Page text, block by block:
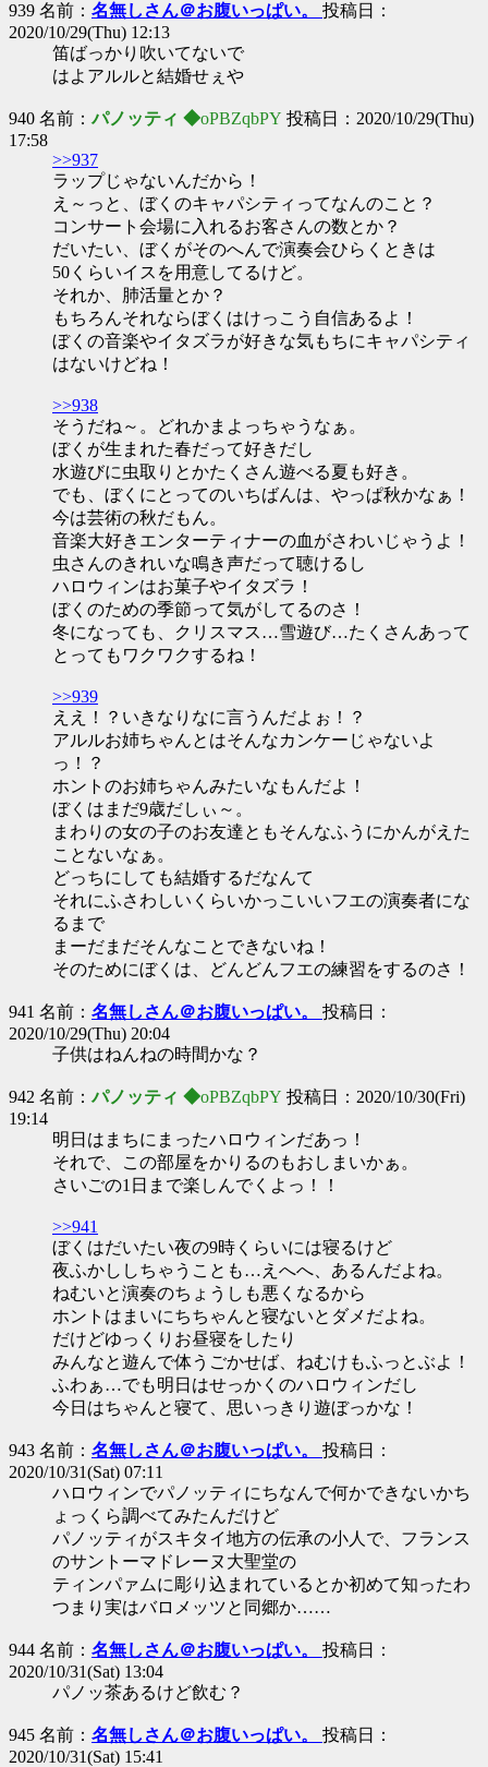
939 名前： 名無しさん＠お腹いっぱい。 投稿日：
2020/10/29(Thu) 12:13
笛ばっかり吹いてないで
はよアルルと結婚せぇや
940 名前：パノッティ ◆oPBZqbPY 投稿日：2020/10/29(Thu)
17:58
>>937
ラップじゃないんだから！
え～っと、ぼくのキャパシティってなんのこと？
コンサート会場に入れるお客さんの数とか？
だいたい、ぼくがそのへんで演奏会ひらくときは
50くらいイスを用意してるけど。
それか、肺活量とか？
もちろんそれならぼくはけっこう自信あるよ！
ぼくの音楽やイタズラが好きな気もちにキャパシティ
はないけどね！
>>938
そうだね～。どれかまよっちゃうなぁ。
ぼくが生まれた春だって好きだし
水遊びに虫取りとかたくさん遊べる夏も好き。
でも、ぼくにとってのいちばんは、やっぱ秋かなぁ！
今は芸術の秋だもん。
音楽大好きエンターティナーの血がさわいじゃうよ！
虫さんのきれいな鳴き声だって聴けるし
ハロウィンはお菓子やイタズラ！
ぼくのための季節って気がしてるのさ！
冬になっても、クリスマス…雪遊び…たくさんあって
とってもワクワクするね！
>>939
ええ！？いきなりなに言うんだよぉ！？
アルルお姉ちゃんとはそんなカンケーじゃないよ
っ！？
ホントのお姉ちゃんみたいなもんだよ！
ぼくはまだ9歳だしぃ～。
まわりの女の子のお友達ともそんなふうにかんがえた
ことないなぁ。
どっちにしても結婚するだなんて
それにふさわしいくらいかっこいいフエの演奏者にな
るまで
まーだまだそんなことできないね！
そのためにぼくは、どんどんフエの練習をするのさ！
941 名前： 名無しさん＠お腹いっぱい。 投稿日：
2020/10/29(Thu) 20:04
子供はねんねの時間かな？
942 名前：パノッティ ◆oPBZqbPY 投稿日：2020/10/30(Fri)
19:14
明日はまちにまったハロウィンだあっ！
それで、この部屋をかりるのもおしまいかぁ。
さいごの1日まで楽しんでくよっ！！
>>941
ぼくはだいたい夜の9時くらいには寝るけど
夜ふかししちゃうことも…えへへ、あるんだよね。
ねむいと演奏のちょうしも悪くなるから
ホントはまいにちちゃんと寝ないとダメだよね。
だけどゆっくりお昼寝をしたり
みんなと遊んで体うごかせば、ねむけもふっとぶよ！
ふわぁ…でも明日はせっかくのハロウィンだし
今日はちゃんと寝て、思いっきり遊ぼっかな！
943 名前： 名無しさん＠お腹いっぱい。 投稿日：
2020/10/31(Sat) 07:11
ハロウィンでパノッティにちなんで何かできないかち
ょっくら調べてみたんだけど
パノッティがスキタイ地方の伝承の小人で、フランス
のサントーマドレーヌ大聖堂の
ティンパァムに彫り込まれているとか初めて知ったわ
つまり実はバロメッツと同郷か……
944 名前： 名無しさん＠お腹いっぱい。 投稿日：
2020/10/31(Sat) 13:04
パノッ茶あるけど飲む？
945 名前： 名無しさん＠お腹いっぱい。 投稿日：
2020/10/31(Sat) 15:41